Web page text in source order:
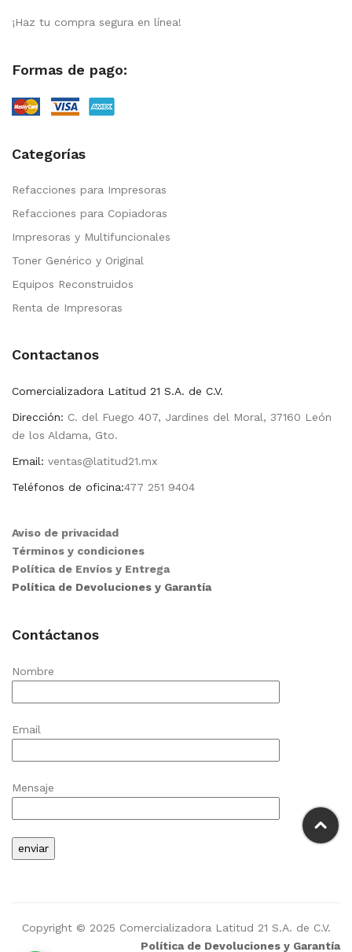
¡Haz tu compra segura en línea!
Formas de pago:
Categorías
Refacciones para Impresoras
Refacciones para Copiadoras
Impresoras y Multifuncionales
Toner Genérico y Original
Equipos Reconstruidos
Renta de Impresoras
Contactanos
Comercializadora Latitud 21 S.A. de C.V.
Dirección: C. del Fuego 407, Jardines del Moral, 37160 León
de los Aldama, Gto.
Email: ventas@latitud21.mx
Teléfonos de oficina:477 251 9404
Aviso de privacidad
Términos y condiciones
Política de Envíos y Entrega
Política de Devoluciones y Garantía
Contáctanos
Nombre
Email
Mensaje
Copyright © 2025 Comercializadora Latitud 21 S.A. de C.V.
Política de Devoluciones y Garantía